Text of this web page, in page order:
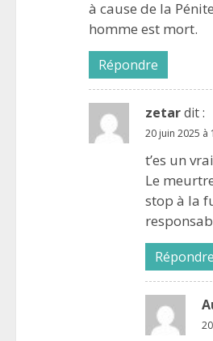
à cause de la
homme est mort.
Répondre
zetardit :
20 juin 2025 à
t’es un
Le
stop à la
Répondre